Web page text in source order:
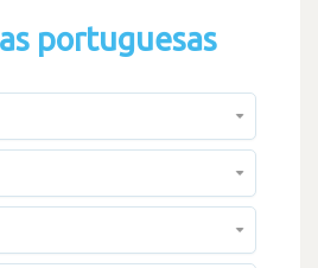
portuguesas